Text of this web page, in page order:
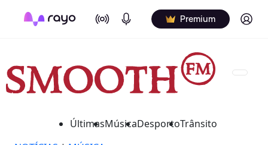
On Air Podcasts Premium Log in
ÚltimasMúsicaDesportoTrânsito